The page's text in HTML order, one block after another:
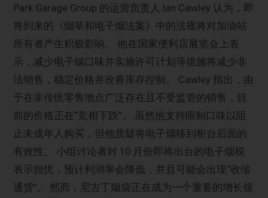
Park Garage Group 的运营负责人 Ian Cawley 认为，即
将到来的《烟草和电子烟法案》中的法规将对加油站
所有者产生积极影响。 他在国家便利店展览会上表
示，减少电子烟口味并实施许可计划等措施将减少非
法销售，稳定价格并改善库存控制。 Cawley 指出，由
于在非传统零售地点广泛存在且不受监管的销售，目
前的价格正在“竞相下跌”。 虽然他支持限制口味以阻
止未成年人购买，但他质疑将电子烟移到柜台后面的
有效性。 小组讨论者对 10 月份即将出台的电子烟税
表示担忧，预计利润率会降低，并且可能会出现“收缩
通货”。 然而，尼古丁烟袋正在成为一个重要的增长领